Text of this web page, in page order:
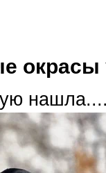
окрасы